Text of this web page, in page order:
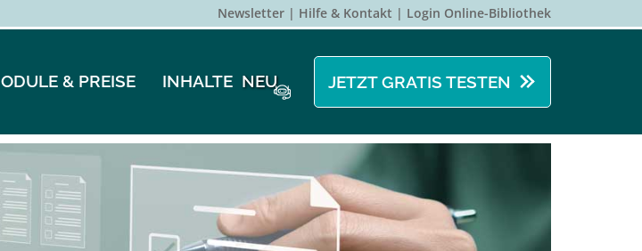
Newsletter Hilfe & Kontakt Login Online-Bibliothek
& PREISE INHALTE NEU JETZT GRATIS TESTEN